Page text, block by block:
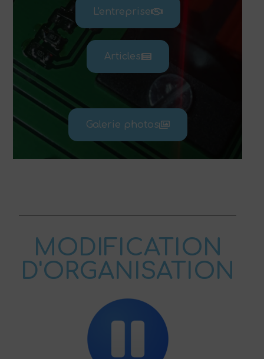
L'entreprise
Articles
Galerie photos
MODIFICATION
D'ORGANISATION